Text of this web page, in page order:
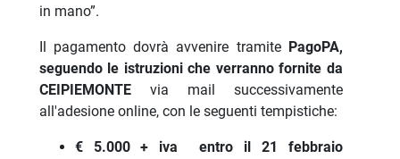
in mano”.
Il pagamento dovrà avvenire tramite PagoPA,
seguendo le istruzioni che verranno fornite da
CEIPIEMONTEvia mail successivamente
all'adesione online, con le seguenti tempistiche:
€ 5.000 + iva
entro il 21 febbraio